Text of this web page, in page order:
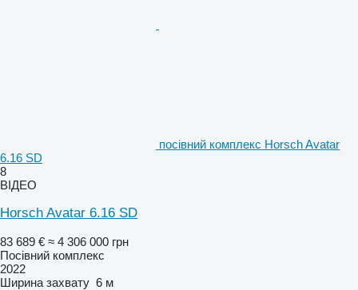
посівний комплекс Horsch Avatar
6.16 SD
8
ВІДЕО
Horsch Avatar 6.16 SD
83 689 € ≈ 4 306 000 грн
Посівний комплекс
2022
Ширина захвату 6 м